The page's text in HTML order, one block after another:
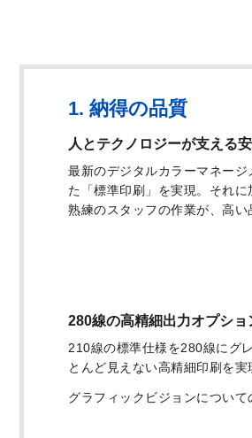
1. 納得の品質
人とテクノロジーが支える
最新のデジタルカラーマネー
た「標準印刷」を実現。それに
熟練のスタッフの作業が、高い
280線の高精細出力オプショ
210線の標準仕様を280線にグ
とんど見えない高精細印刷を実
グラフィックビジョンについて